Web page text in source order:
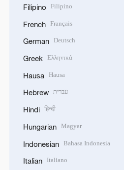
Filipino Filipino
French Français
German Deutsch
Greek Ελληνικά
Hausa Hausa
Hebrew עברית
Hindi हिन्दी
Hungarian Magyar
Indonesian Bahasa Indonesia
Italian Italiano